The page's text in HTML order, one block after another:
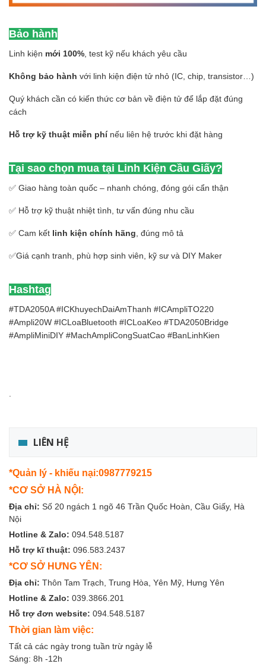
Bảo hành
Linh kiện mới 100% , test kỹ nếu khách yêu cầu
Không bảo hành với linh kiện điện tử nhỏ (IC, chip, transistor…)
Quý khách cần có kiến thức cơ bản về điện tử để lắp đặt đúng
cách
Hỗ trợ kỹ thuật miễn phínếu liên hệ trước khi đặt hàng
Tại sao chọn mua tại Linh Kiện Cầu Giấy?
✅ Giao hàng toàn quốc – nhanh chóng, đóng gói cẩn thận
✅ Hỗ trợ kỹ thuật nhiệt tình, tư vấn đúng nhu cầu
✅ Cam kết linh kiện chính hãng , đúng mô tả
✅Giá cạnh tranh, phù hợp sinh viên, kỹ sư và DIY Maker
Hashtag
#TDA2050A #ICKhuyechDaiAmThanh #ICAmpliTO220
#Ampli20W #ICLoaBluetooth #ICLoaKeo #TDA2050Bridge
#AmpliMiniDIY #MachAmpliCongSuatCao #BanLinhKien
LIÊN HỆ
*Quản lý - khiếu nại:0987779215
*CƠ SỞ HÀ NỘI:
Địa chỉ: Số 20 ngách 1 ngõ 46 Trần Quốc Hoàn, Cầu Giấy, Hà
Nội
Hotline & Zalo: 094.548.5187
Hỗ trợ kĩ thuật: 096.583.2437
*CƠ SỞ HƯNG YÊN:
Địa chỉ: Thôn Tam Trạch, Trung Hòa, Yên Mỹ, Hưng Yên
Hotline & Zalo: 039.3866.201
Hỗ trợ đơn website: 094.548.5187
Thời gian làm việc:
Tất cả các ngày trong tuần trừ ngày lễ
Sáng: 8h -12h